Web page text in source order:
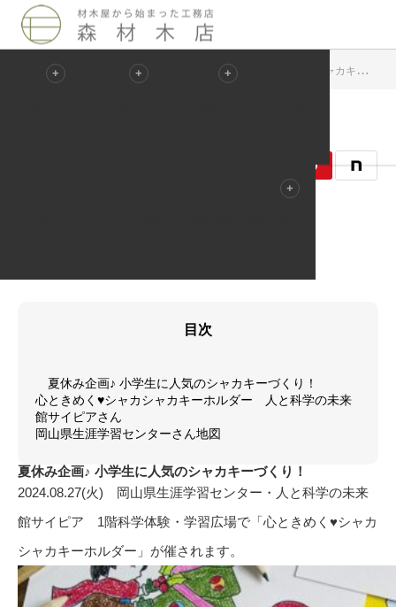
Blog 周辺地域イベント案内 心ときめく♥シャカシャカキーホルダー 2024.08.27
目次
夏休み企画♪ 小学生に人気のシャカキーづくり！
心ときめく♥シャカシャカキーホルダー 人と科学の未来
館サイピアさん
岡山県生涯学習センターさん地図
夏休み企画♪ 小学生に人気のシャカキーづくり！
2024.08.27(火) 岡山県生涯学習センター・人と科学の未来
館サイピア 1階科学体験・学習広場で「心ときめく♥シャカ
シャカキーホルダー」が催されます。